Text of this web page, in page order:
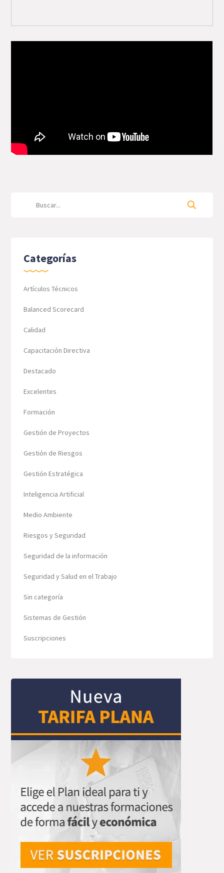
Categorías
Artículos Técnicos
Balanced Scorecard
Calidad
Capacitación Directiva
Destacado
Excelentes
Formación
Gestión de Proyectos
Gestión de Riesgos
Gestión Estratégica
Inteligencia Artificial
Medio Ambiente
Riesgos y Seguridad
Seguridad de la información
Seguridad y Salud en el Trabajo
Sin categoría
Sistemas de Gestión
Suscripciones